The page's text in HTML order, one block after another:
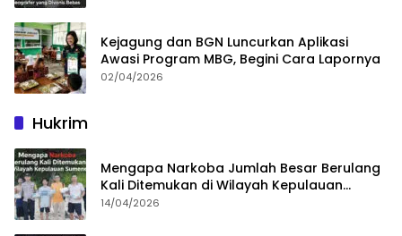
Kejagung dan BGN Luncurkan Aplikasi
Awasi Program MBG, Begini Cara Lapornya
02/04/2026
Hukrim
Mengapa Narkoba Jumlah Besar Berulang
Kali Ditemukan di Wilayah Kepulauan
Sumenep?
14/04/2026